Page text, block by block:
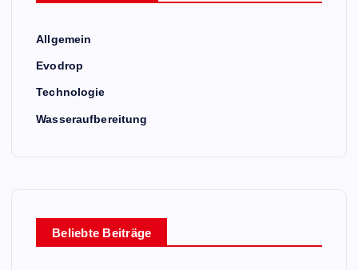
Allgemein
Evodrop
Technologie
Wasseraufbereitung
Beliebte Beiträge